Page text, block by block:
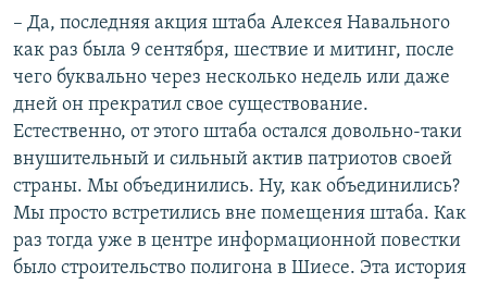
– Да, последняя акция штаба Алексея Навального
как раз была 9 сентября, шествие и митинг, после
чего буквально через несколько недель или даже
дней он прекратил свое существование.
Естественно, от этого штаба остался довольно-таки
внушительный и сильный актив патриотов своей
страны. Мы объединились. Ну, как объединились?
Мы просто встретились вне помещения штаба. Как
раз тогда уже в центре информационной повестки
было строительство полигона в Шиесе. Эта история